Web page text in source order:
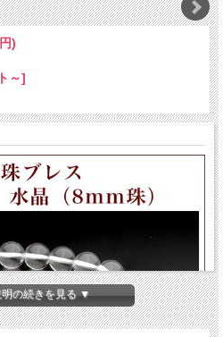
)
～]
の続きを見る ▼